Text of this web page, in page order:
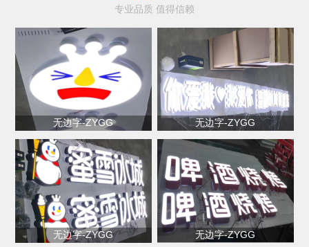
专业品质 值得信赖
无边字-ZYGG 无边字-ZYGG
无边字-ZYGG 无边字-ZYGG